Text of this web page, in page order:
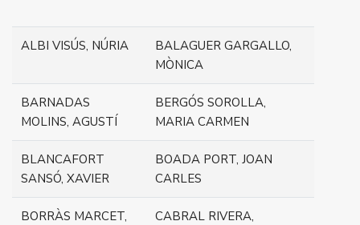
ALBI VISÚS, NÚRIA
BALAGUER GARGALLO,
MÒNICA
BARNADAS
MOLINS, AGUSTÍ
BERGÓS SOROLLA,
MARIA CARMEN
BLANCAFORT
SANSÓ, XAVIER
BOADA PORT, JOAN
CARLES
BORRÀS MARCET,
CABRAL RIVERA,